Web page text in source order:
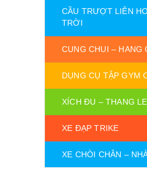
CẦU TRƯỢT LIÊN
TRỜI
CUNG CHUI – HANG
DỤNG CỤ TẬP GYM
XÍCH ĐU – THANG
XE ĐẠP TRIKE
XE CHÒI CHÂN –